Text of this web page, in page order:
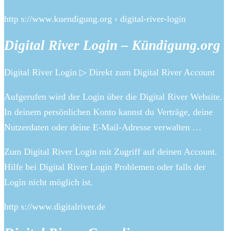
http s://www.kuendigung.org › digital-river-login
Digital River Login – Kündigung.org
Digital River Login ▷ Direkt zum Digital River Account
Aufgerufen wird der Login über die Digital River Website.
In deinem persönlichen Konto kannst du Verträge, deine
Nutzerdaten oder deine E-Mail-Adresse verwalten …
Zum Digital River Login mit Zugriff auf deinen Account.
Hilfe bei Digital River Login Problemen oder falls der
Login nicht möglich ist.
http s://www.digitalriver.de